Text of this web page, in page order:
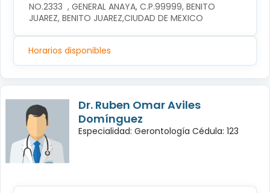
NO.2333  , GENERAL ANAYA, C.P.99999, BENITO
JUAREZ, BENITO JUAREZ,CIUDAD DE MEXICO
Horarios disponibles
Dr. Ruben Omar Aviles
Domínguez
Especialidad: Gerontología Cédula: 123